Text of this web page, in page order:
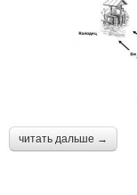
читать дальше →